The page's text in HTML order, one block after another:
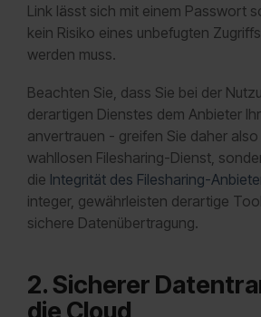
Link lässt sich mit einem Passwort
kein Risiko eines unbefugten
werden muss.
Beachten Sie, dass Sie bei der
derartigen Dienstes dem Anbieter
anvertrauen - greifen Sie daher
wahllosen Filesharing-Dienst,
die Integrität des Filesharing-
integer, gewährleisten derartige
sichere Datenübertragung.
2. Sicherer